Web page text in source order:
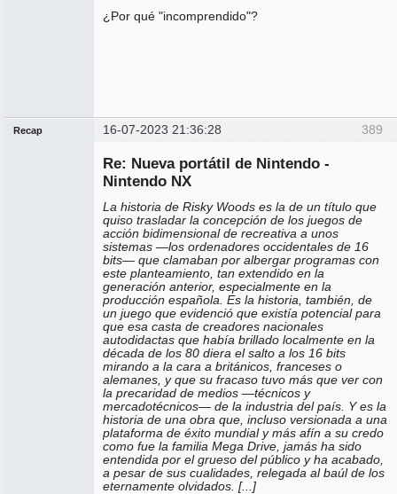
¿Por qué "incomprendido"?
389
Recap 16-07-2023 21:36:28
Re: Nueva portátil de Nintendo -
Nintendo NX
La historia de Risky Woods es la de un título que
quiso trasladar la concepción de los juegos de
acción bidimensional de recreativa a unos
sistemas —los ordenadores occidentales de 16
bits— que clamaban por albergar programas con
este planteamiento, tan extendido en la
generación anterior, especialmente en la
producción española. Es la historia, también, de
un juego que evidenció que existía potencial para
que esa casta de creadores nacionales
autodidactas que había brillado localmente en la
década de los 80 diera el salto a los 16 bits
mirando a la cara a británicos, franceses o
alemanes, y que su fracaso tuvo más que ver con
la precaridad de medios —técnicos y
mercadotécnicos— de la industria del país. Y es la
historia de una obra que, incluso versionada a una
plataforma de éxito mundial y más afín a su credo
como fue la familia Mega Drive, jamás ha sido
entendida por el grueso del público y ha acabado,
a pesar de sus cualidades, relegada al baúl de los
eternamente olvidados. [...]